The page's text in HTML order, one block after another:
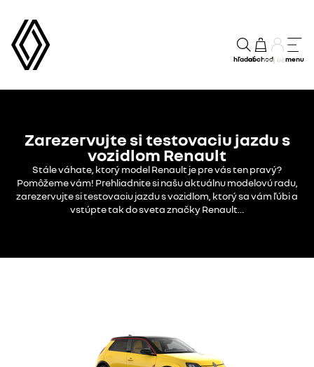
hľadaťobchodmôj účetmenu
Zarezervujte si testovaciu jazdu s
vozidlom Renault
Stále váhate, ktorý model Renault je pre vás ten pravý?
Pomôžeme vám! Prehliadnite si našu aktuálnu modelovú radu,
zarezervujte si testovaciu jazdu s vozidlom, ktorý sa vám ľúbi a
vstúpte tak do sveta značky Renault…